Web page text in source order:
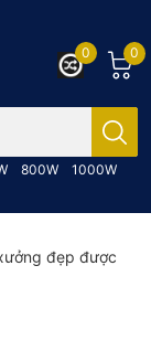
800W 1000W
0
0
đẹp được